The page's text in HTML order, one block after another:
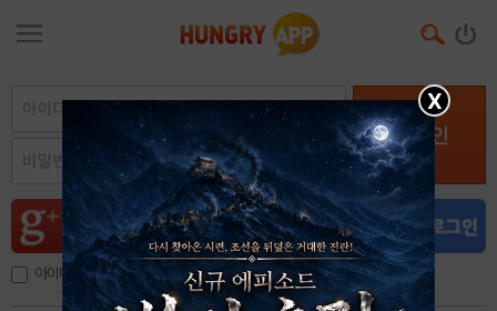
로그인
아이디, 이메일 저장
X